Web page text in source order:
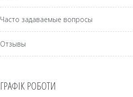
Часто задаваемые вопросы
Отзывы
ГРАФІК РОБОТИ